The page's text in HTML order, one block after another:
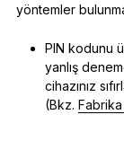
yöntemler
PIN kodunu
yanlış
cihazınız
(Bkz. Fabrika